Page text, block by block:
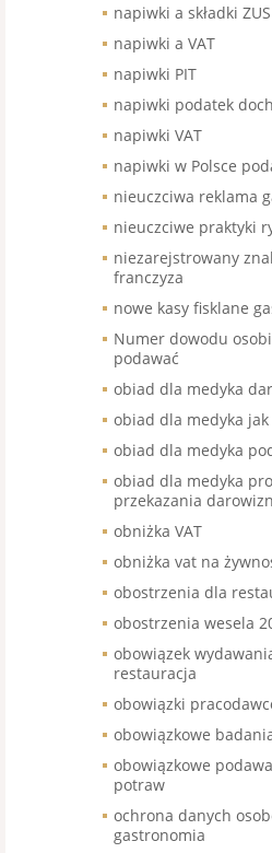
napiwki a składki ZUS
napiwki a VAT
napiwki PIT
napiwki podatek
napiwki VAT
napiwki w Polsce
nieuczciwa reklama
nieuczciwe praktyki
niezarejstrowany
franczyza
nowe kasy fisklane
Numer dowodu
podawać
obiad dla medyka
obiad dla medyka
obiad dla medyka
obiad dla medyka
przekazania
obniżka VAT
obniżka vat na
obostrzenia dla
obostrzenia wesela
obowiązek
restauracja
obowiązki
obowiązkowe
obowiązkowe
potraw
ochrona danych
gastronomia